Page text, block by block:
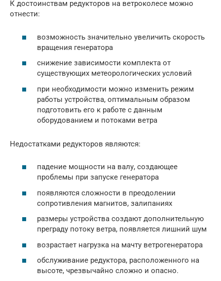
К достоинствам редукторов на ветроколесе можно
отнести:
возможность значительно увеличить скорость
вращения генератора
снижение зависимости комплекта от
существующих метеорологических условий
при необходимости можно изменить режим
работы устройства, оптимальным образом
подготовить его к работе с данным
оборудованием и потоками ветра
Недостатками редукторов являются:
падение мощности на валу, создающее
проблемы при запуске генератора
появляются сложности в преодолении
сопротивления магнитов, залипаниях
размеры устройства создают дополнительную
преграду потоку ветра, появляется лишний шум
возрастает нагрузка на мачту ветрогенератора
обслуживание редуктора, расположенного на
высоте, чрезвычайно сложно и опасно.